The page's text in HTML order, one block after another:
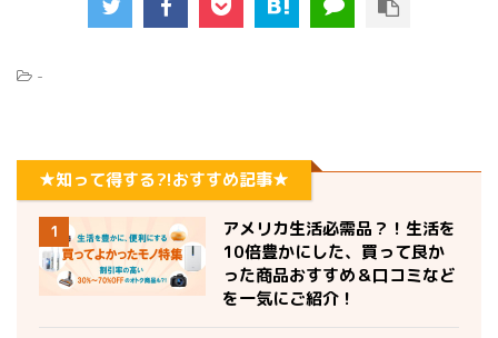
-
★知って得する?!おすすめ記事★
1
アメリカ生活必需品？！生活を
10倍豊かにした、買って良か
った商品おすすめ＆口コミなど
を一気にご紹介！